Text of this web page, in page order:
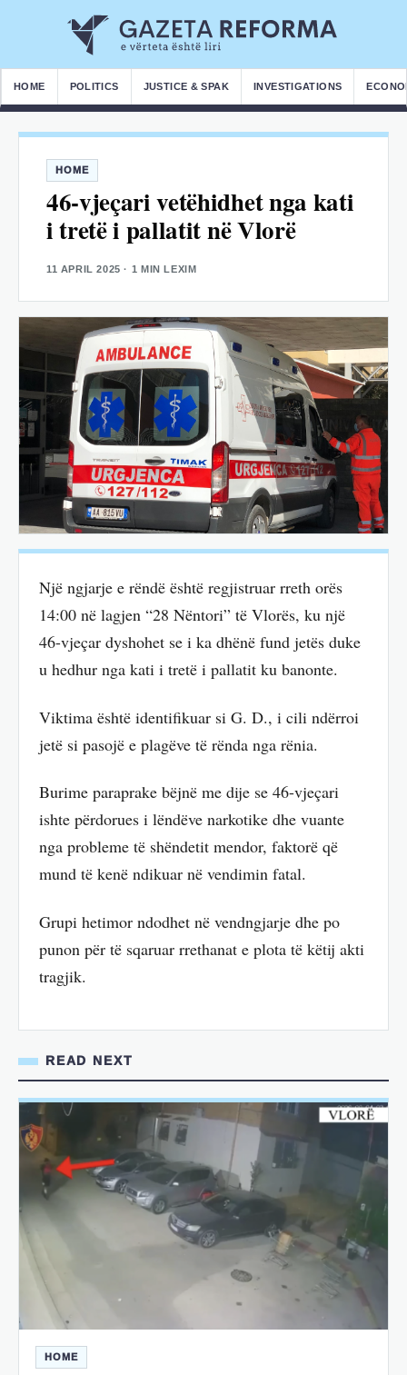
HOME POLITICS JUSTICE & SPAK INVESTIGATIONS
HOME
46-vjeçari vetëhidhet nga kati
i tretë i pallatit në Vlorë
11 APRIL 2025 · 1 MIN LEXIM
Një ngjarje e rëndë është regjistruar rreth orës
14:00 në lagjen “28 Nëntori” të Vlorës, ku një
46-vjeçar dyshohet se i ka dhënë fund jetës duke
u hedhur nga kati i tretë i pallatit ku banonte.
Viktima është identifikuar si G. D., i cili ndërroi
jetë si pasojë e plagëve të rënda nga rënia.
Burime paraprake bëjnë me dije se 46-vjeçari
ishte përdorues i lëndëve narkotike dhe vuante
nga probleme të shëndetit mendor, faktorë që
mund të kenë ndikuar në vendimin fatal.
Grupi hetimor ndodhet në vendngjarje dhe po
punon për të sqaruar rrethanat e plota të këtij akti
tragjik.
READ NEXT
HOME